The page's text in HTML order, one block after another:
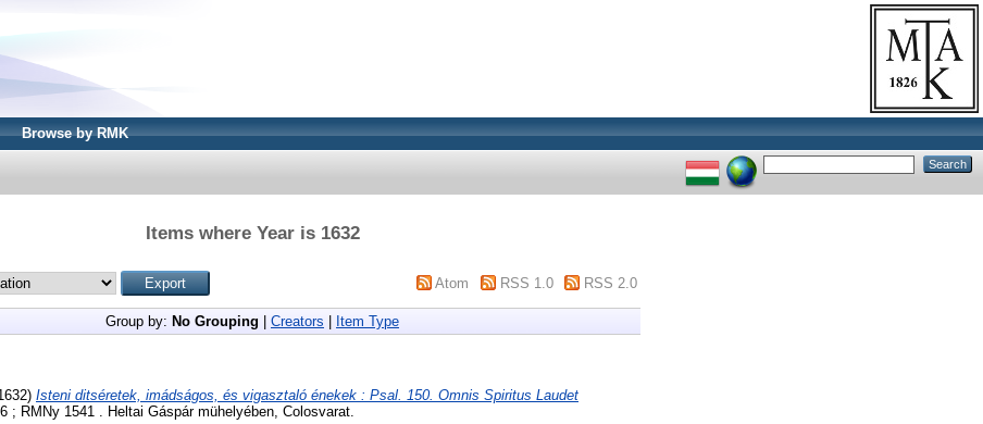
Browse by RMK
Items where Year is 1632
Atom RSS 1.0 RSS 2.0
Group by: No Grouping Creators Item Type
Isteni ditséretek, imádságos, és vigasztaló énekek : Psal. 150. Omnis Spiritus Laudet
; RMNy 1541 . Heltai Gáspár mühelyében, Colosvarat.